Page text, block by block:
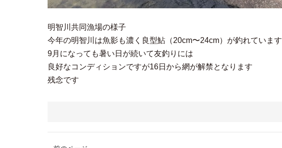
明智川共同漁場の様子
今年の明智川は魚影も濃く良型鮎（20cm〜24cm）が釣れています
9月になっても暑い日が続いて友釣りには
良好なコンディションですが16日から網が解禁となります
残念です